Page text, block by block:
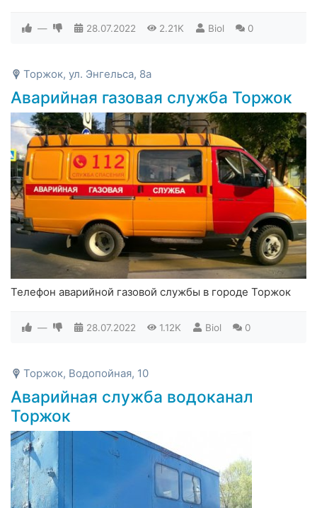
— 28.07.2022 2.21K Biol 0
Торжок, ул. Энгельса, 8а
Аварийная газовая служба Торжок
Телефон аварийной газовой службы в городе Торжок
— 28.07.2022 1.12K Biol 0
Торжок, Водопойная, 10
Аварийная служба водоканал
Торжок